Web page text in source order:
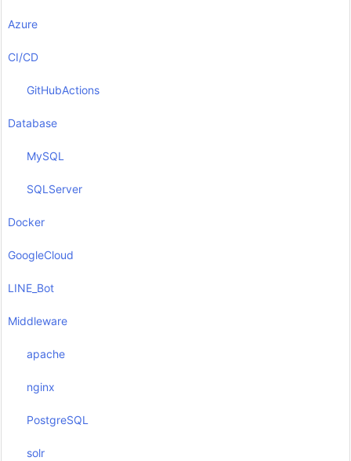
Azure
CI/CD
GitHubActions
Database
MySQL
SQLServer
Docker
GoogleCloud
LINE_Bot
Middleware
apache
nginx
PostgreSQL
solr